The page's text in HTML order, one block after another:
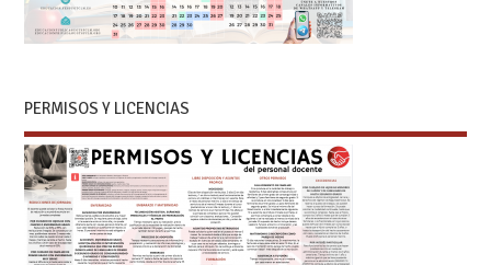
PERMISOS Y LICENCIAS